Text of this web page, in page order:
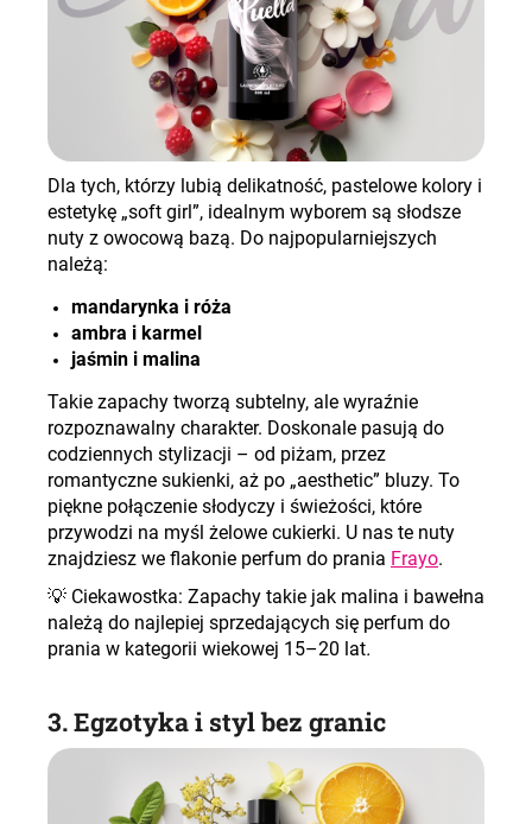
Dla tych, którzy lubią delikatność, pastelowe kolory i
estetykę „soft girl”, idealnym wyborem są słodsze
nuty z owocową bazą. Do najpopularniejszych
należą:
mandarynka i róża
ambra i karmel
jaśmin i malina
Takie zapachy tworzą subtelny, ale wyraźnie
rozpoznawalny charakter. Doskonale pasują do
codziennych stylizacji – od piżam, przez
romantyczne sukienki, aż po „aesthetic” bluzy. To
piękne połączenie słodyczy i świeżości, które
przywodzi na myśl żelowe cukierki. U nas te nuty
znajdziesz we flakonie perfum do prania Frayo.
💡 Ciekawostka: Zapachy takie jak malina i bawełna
należą do najlepiej sprzedających się perfum do
prania w kategorii wiekowej 15–20 lat.
3. Egzotyka i styl bez granic